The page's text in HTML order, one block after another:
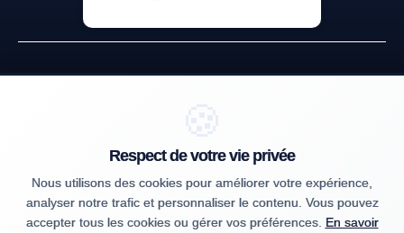
Centre de formation professionnelle continue, déclarée sous le numéro
93 06 11166 06. Cet enregistrement ne vaut pas agrément de l'État (art.
L.6351-1 du Code du travail).
Respect de votre vie privée
Nous utilisons des cookies pour améliorer votre expérience,
analyser notre trafic et personnaliser le contenu. Vous pouvez
accepter tous les cookies ou gérer vos préférences. En savoir